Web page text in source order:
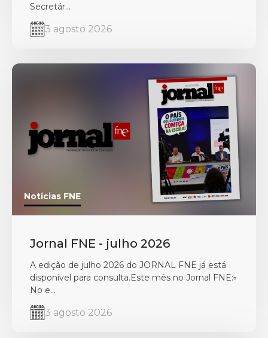
Secretár...
3 agosto 2026
Notícias FNE
Jornal FNE - julho 2026
A edição de julho 2026 do JORNAL FNE já está
disponível para consulta.Este mês no Jornal FNE:▫️
No e...
3 agosto 2026